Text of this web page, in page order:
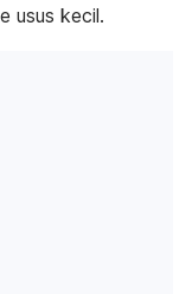
usus kecil.